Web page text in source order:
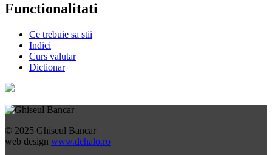
Functionalitati
Ce trebuie sa stii
Indici
Curs valutar
Dictionar
© 2025 Ghiseul Bancar
web design www.dehalo.ro